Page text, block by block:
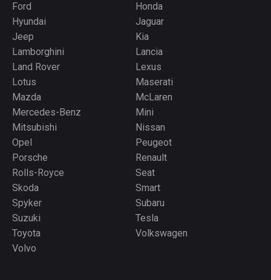
Ford
Honda
Hyundai
Jaguar
Jeep
Kia
Lamborghini
Lancia
Land Rover
Lexus
Lotus
Maserati
Mazda
McLaren
Mercedes-Benz
Mini
Mitsubishi
Nissan
Opel
Peugeot
Porsche
Renault
Rolls-Royce
Seat
Skoda
Smart
Spyker
Subaru
Suzuki
Tesla
Toyota
Volkswagen
Volvo